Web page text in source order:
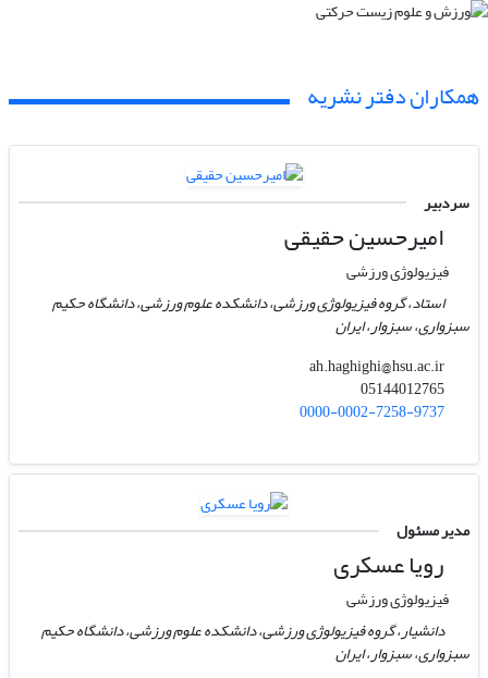
همکاران دفتر نشریه
سردبیر
امیرحسین حقیقی
فیزیولوژی ورزشی
استاد، گروه فیزیولوژی ورزشی، دانشکده علوم ورزشی، دانشگاه حکیم
سبزواری، سبزوار، ایران
ah.haghighi@hsu.ac.ir
05144012765
0000-0002-7258-9737
مدیر مسئول
رویا عسکری
فیزیولوژی ورزشی
دانشیار، گروه فیزیولوژی ورزشی، دانشکده علوم ورزشی، دانشگاه حکیم
سبزواری، سبزوار، ایران